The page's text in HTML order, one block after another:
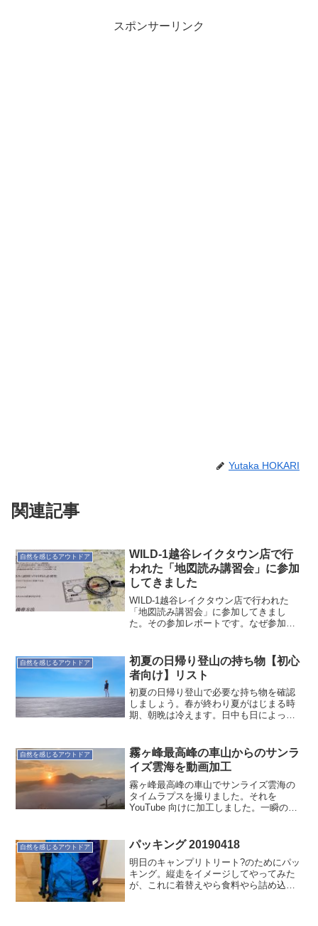
スポンサーリンク
Yutaka HOKARI
関連記事
自然を感じるアウトドア
WILD-1越谷レイクタウン店で行
われた「地図読み講習会」に参加
してきました
WILD-1越谷レイクタウン店で行われた
「地図読み講習会」に参加してきまし
た。その参加レポートです。なぜ参加し
す。その中の一つにコンパスがありまし
た。それでSILVAコ...
自然を感じるアウトドア
初夏の日帰り登山の持ち物【初心
者向け】リスト
初夏の日帰り登山で必要な持ち物を確認
しましょう。春が終わり夏がはじまる時
期、朝晩は冷えます。日中も日によって
を短く、少ない持ち物で行くのが良いで
しょう。何回か行くうちに...
自然を感じるアウトドア
霧ヶ峰最高峰の車山からのサンラ
イズ雲海を動画加工
霧ヶ峰最高峰の車山でサンライズ雲海の
タイムラプスを撮りました。それを
YouTube 向けに加工しました。一瞬の晴
自然を感じるアウトドア パッキング 20190418
明日のキャンプリトリート?のためにパッ
キング。縦走をイメージしてやってみた
が、これに着替えやら食料やら詰め込ま